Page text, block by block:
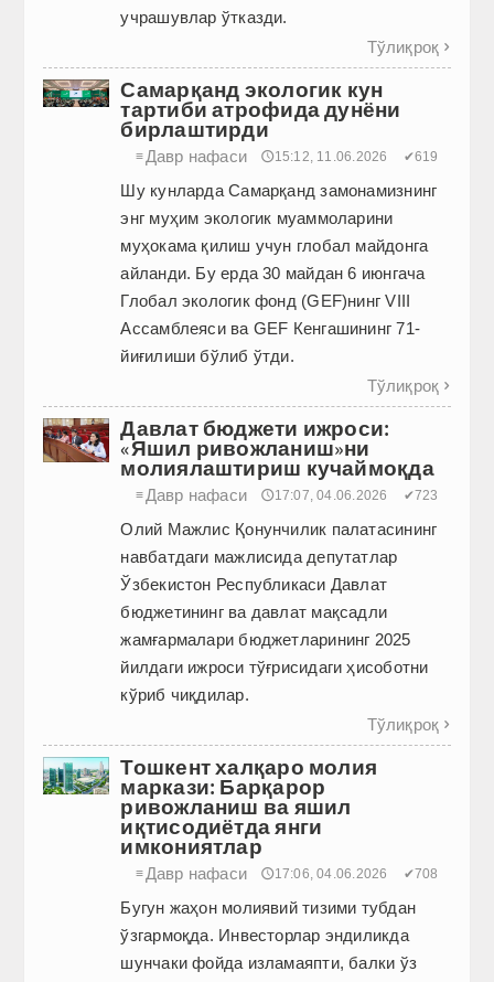
учрашувлар ўтказди.
Тўлиқроқ 
Самарқанд экологик кун
тартиби атрофида дунёни
бирлаштирди
≡ Давр нафаси 🕔15:12, 11.06.2026 ✔619
Шу кунларда Самарқанд замонамизнинг
энг муҳим экологик муаммоларини
муҳокама қилиш учун глобал майдонга
айланди. Бу ерда 30 майдан 6 июнгача
Глобал экологик фонд (GEF)нинг VIII
Ассамблеяси ва GEF Кенгашининг 71-
йиғилиши бўлиб ўтди.
Тўлиқроқ 
Давлат бюджети ижроси:
«Яшил ривожланиш»ни
молиялаштириш кучаймоқда
≡ Давр нафаси 🕔17:07, 04.06.2026 ✔723
Олий Мажлис Қонунчилик палатасининг
навбатдаги мажлисида депутатлар
Ўзбекистон Республикаси Давлат
бюджетининг ва давлат мақсадли
жамғармалари бюджетларининг 2025
йилдаги ижроси тўғрисидаги ҳисоботни
кўриб чиқдилар.
Тўлиқроқ 
Тошкент халқаро молия
маркази: Барқарор
ривожланиш ва яшил
иқтисодиётда янги
имкониятлар
≡ Давр нафаси 🕔17:06, 04.06.2026 ✔708
Бугун жаҳон молиявий тизими тубдан
ўзгармоқда. Инвесторлар эндиликда
шунчаки фойда изламаяпти, балки ўз